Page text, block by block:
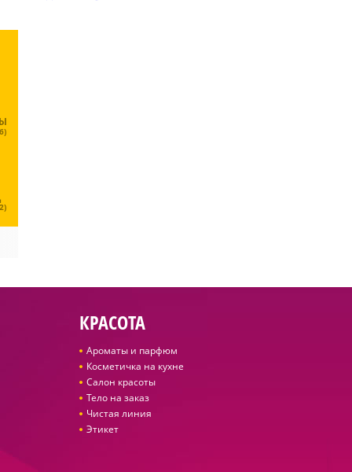
КРАСОТА
Ароматы и парфюм
Косметичка на кухне
Салон красоты
Тело на заказ
Чистая линия
Этикет